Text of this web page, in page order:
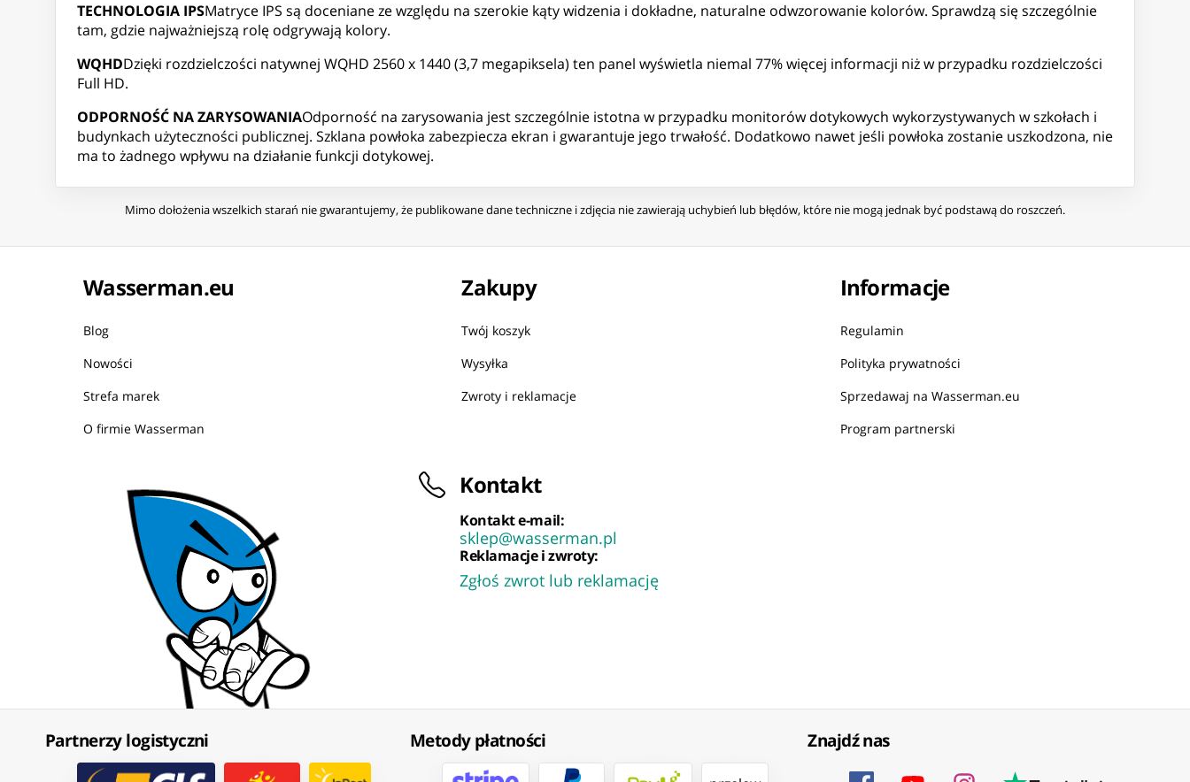
TECHNOLOGIA IPSMatryce IPS są doceniane ze względu na szerokie kąty widzenia i dokładne, naturalne odwzorowanie kolorów. Sprawdzą się szczególnie
tam, gdzie najważniejszą rolę odgrywają kolory.
WQHDDzięki rozdzielczości natywnej WQHD 2560 x 1440 (3,7 megapiksela) ten panel wyświetla niemal 77% więcej informacji niż w przypadku rozdzielczości
Full HD.
ODPORNOŚĆ NA ZARYSOWANIAOdporność na zarysowania jest szczególnie istotna w przypadku monitorów dotykowych wykorzystywanych w szkołach i
budynkach użyteczności publicznej. Szklana powłoka zabezpiecza ekran i gwarantuje jego trwałość. Dodatkowo nawet jeśli powłoka zostanie uszkodzona, nie
ma to żadnego wpływu na działanie funkcji dotykowej.
Mimo dołożenia wszelkich starań nie gwarantujemy, że publikowane dane techniczne i zdjęcia nie zawierają uchybień lub błędów, które nie mogą jednak być podstawą do roszczeń.
Wasserman.eu
Blog
Nowości
Strefa marek
O firmie Wasserman
Zakupy
Twój koszyk
Wysyłka
Zwroty i reklamacje
Informacje
Regulamin
Polityka prywatności
Sprzedawaj na Wasserman.eu
Program partnerski
Kontakt
Kontakt e-mail:
sklep@wasserman.pl
Reklamacje i zwroty:
Zgłoś zwrot lub reklamację
Partnerzy logistyczni Metody płatności Znajdź nas